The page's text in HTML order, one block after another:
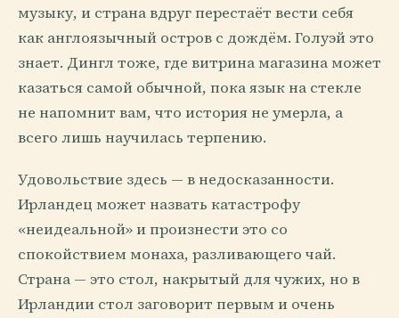
музыку, и страна вдруг перестаёт вести себя
как англоязычный остров с дождём. Голуэй это
знает. Дингл тоже, где витрина магазина может
казаться самой обычной, пока язык на стекле
не напомнит вам, что история не умерла, а
всего лишь научилась терпению.
Удовольствие здесь — в недосказанности.
Ирландец может назвать катастрофу
«неидеальной» и произнести это со
спокойствием монаха, разливающего чай.
Страна — это стол, накрытый для чужих, но в
Ирландии стол заговорит первым и очень